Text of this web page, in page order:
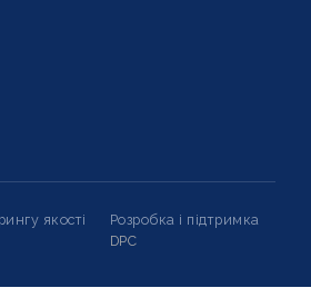
якості
Розробка і підтримка
DPC